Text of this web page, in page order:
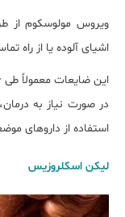
ویروس مولوسکوم از
اشیای آلوده یا از
در صورت نیاز به
استفاده از داروهای
لیکن اسکلروزیس